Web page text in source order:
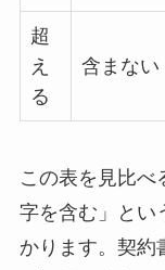
超
え
る
含まない
この表を見比べ
字を含む」とい
かります。契約